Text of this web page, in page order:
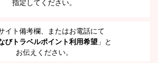
指定してください。
イト備考欄、またはお電話にて
びトラベルポイント利用希望 」と
お伝えください。